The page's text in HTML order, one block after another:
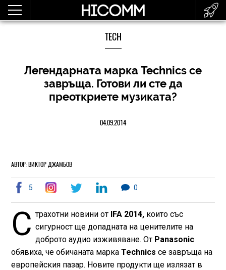
TECH
Легендарната марка Technics се
завръща. Готови ли сте да
преоткриете музиката?
04.09.2014
АВТОР: ВИКТОР ДЖАМБОВ
5 0
С трахотни новини от IFA 2014, които със
сигурност ще допадната на ценителите на
доброто аудио изживяване. От Panasonic
обявиха, че обичаната марка Technics се завръща на
европейския пазар. Новите продукти ще излязат в